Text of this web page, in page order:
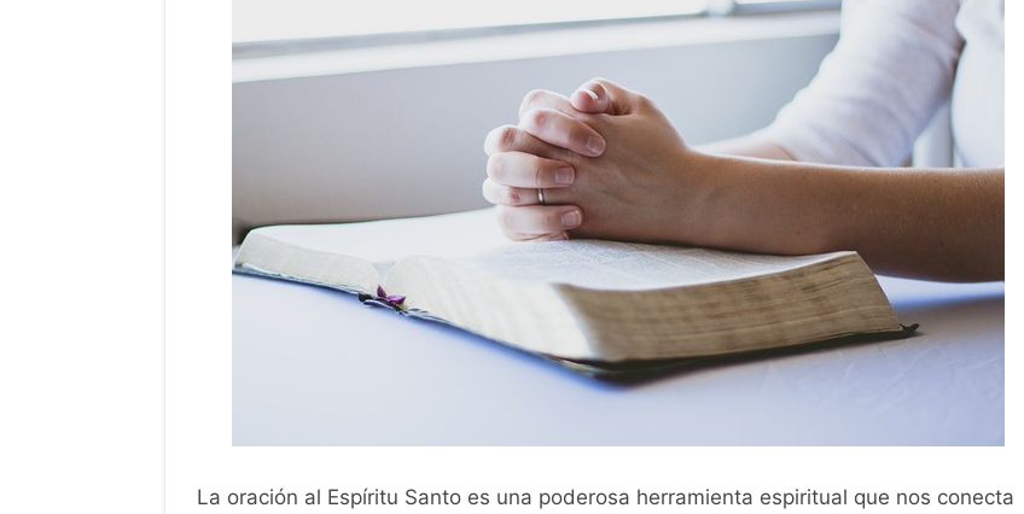
La oración al Espíritu Santo es una poderosa herramienta espiritual que nos conecta